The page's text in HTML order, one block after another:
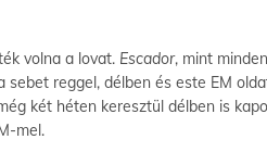
volna a lovat. Escador, mint
reggel, délben és este EM
két héten keresztül délben is
mel.